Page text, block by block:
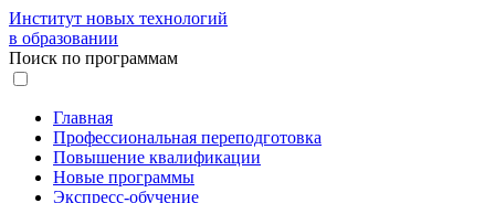
Институт новых технологий
в образовании
Поиск по программам
Главная
Профессиональная переподготовка
Повышение квалификации
Новые программы
Экспресс-обучение